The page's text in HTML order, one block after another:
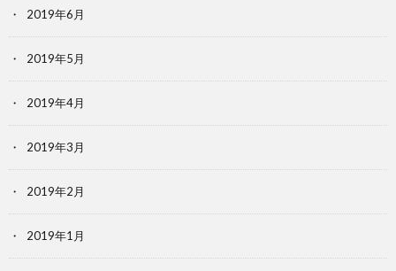
2019年6月
2019年5月
2019年4月
2019年3月
2019年2月
2019年1月